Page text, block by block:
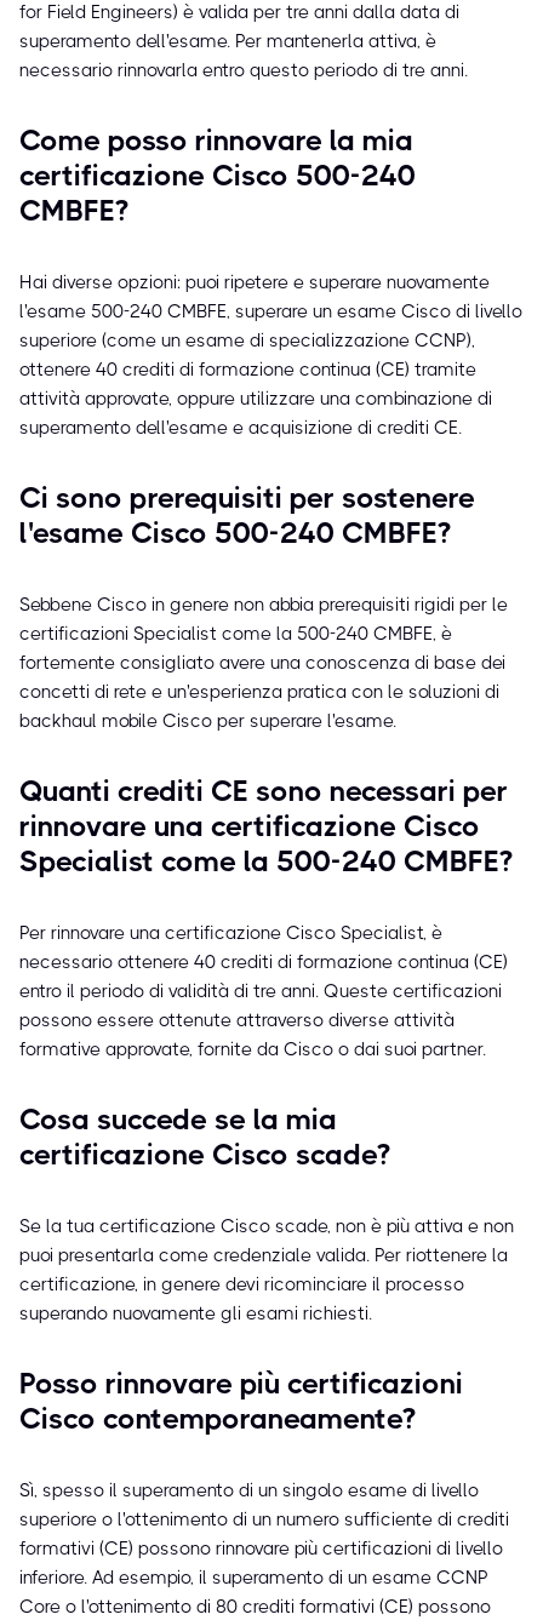
for Field Engineers) è valida per tre anni dalla data di
superamento dell'esame. Per mantenerla attiva, è
necessario rinnovarla entro questo periodo di tre anni.
Come posso rinnovare la mia
certificazione Cisco 500-240
CMBFE?
Hai diverse opzioni: puoi ripetere e superare nuovamente
l'esame 500-240 CMBFE, superare un esame Cisco di livello
superiore (come un esame di specializzazione CCNP),
ottenere 40 crediti di formazione continua (CE) tramite
attività approvate, oppure utilizzare una combinazione di
superamento dell'esame e acquisizione di crediti CE.
Ci sono prerequisiti per sostenere
l'esame Cisco 500-240 CMBFE?
Sebbene Cisco in genere non abbia prerequisiti rigidi per le
certificazioni Specialist come la 500-240 CMBFE, è
fortemente consigliato avere una conoscenza di base dei
concetti di rete e un'esperienza pratica con le soluzioni di
backhaul mobile Cisco per superare l'esame.
Quanti crediti CE sono necessari per
rinnovare una certificazione Cisco
Specialist come la 500-240 CMBFE?
Per rinnovare una certificazione Cisco Specialist, è
necessario ottenere 40 crediti di formazione continua (CE)
entro il periodo di validità di tre anni. Queste certificazioni
possono essere ottenute attraverso diverse attività
formative approvate, fornite da Cisco o dai suoi partner.
Cosa succede se la mia
certificazione Cisco scade?
Se la tua certificazione Cisco scade, non è più attiva e non
puoi presentarla come credenziale valida. Per riottenere la
certificazione, in genere devi ricominciare il processo
superando nuovamente gli esami richiesti.
Posso rinnovare più certificazioni
Cisco contemporaneamente?
Sì, spesso il superamento di un singolo esame di livello
superiore o l'ottenimento di un numero sufficiente di crediti
formativi (CE) possono rinnovare più certificazioni di livello
inferiore. Ad esempio, il superamento di un esame CCNP
Core o l'ottenimento di 80 crediti formativi (CE) possono